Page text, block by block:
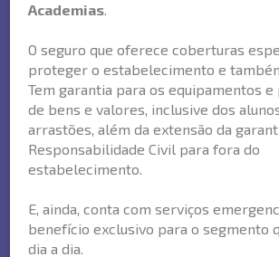
Academias.
O seguro que oferece coberturas
proteger o estabelecimento e
Tem garantia para os equipamentos e
de bens e valores, inclusive dos
arrastões, além da extensão da
Responsabilidade Civil para fora do
estabelecimento.
E, ainda, conta com serviços
benefício exclusivo para o segmento
dia a dia.